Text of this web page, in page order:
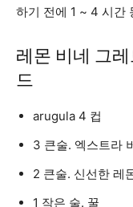
하기 전에 1 ~ 4 시간
레몬 비네 그
드
arugula 4 컵
3 큰술. 엑스트라
2 큰술. 신선한 레
1 작은 술. 꿀